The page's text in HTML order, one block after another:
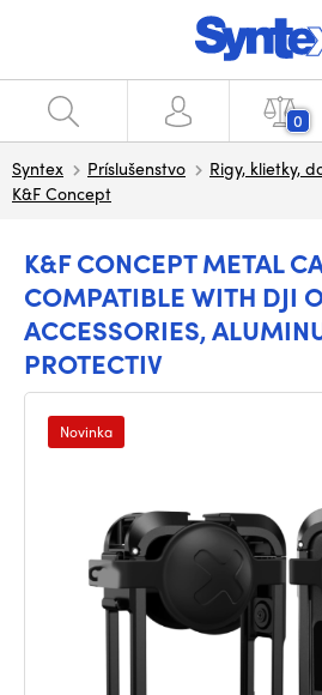
0
Syntex Príslušenstvo Rigy, klietky,
K&F Concept
K&F CONCEPT METAL
COMPATIBLE WITH DJI
ACCESSORIES,
PROTECTIV
Novinka